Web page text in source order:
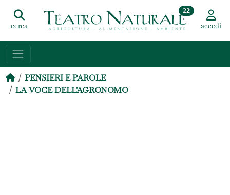
cerca
22
accedi
PENSIERI E PAROLE
LA VOCE DELL'AGRONOMO